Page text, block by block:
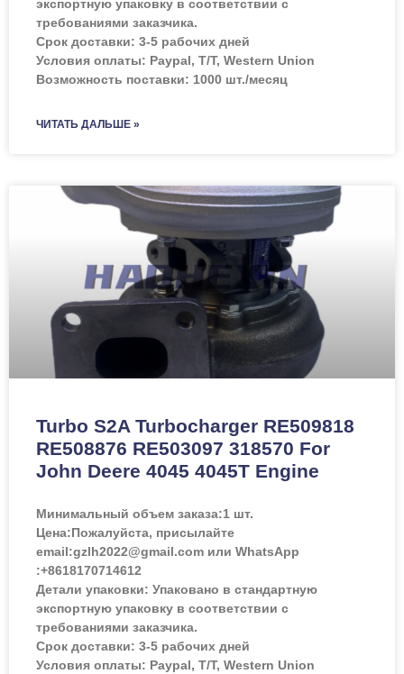
экспортную упаковку в соответствии с
требованиями заказчика.
Срок доставки: 3-5 рабочих дней
Условия оплаты: Paypal, T/T, Western Union
Возможность поставки: 1000 шт./месяц
ЧИТАТЬ ДАЛЬШЕ »
Turbo S2A Turbocharger RE509818
RE508876 RE503097 318570 For
John Deere 4045 4045T Engine
Минимальный объем заказа:1 шт.
Цена:Пожалуйста, присылайте
email:gzlh2022@gmail.com или WhatsApp
:+8618170714612
Детали упаковки: Упаковано в стандартную
экспортную упаковку в соответствии с
требованиями заказчика.
Срок доставки: 3-5 рабочих дней
Условия оплаты: Paypal, T/T, Western Union